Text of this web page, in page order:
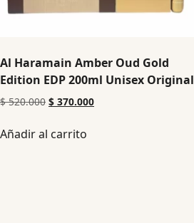
Al Haramain Amber Oud Gold
Edition EDP 200ml Unisex Original
$520.000 $ 370.000
Añadir al carrito